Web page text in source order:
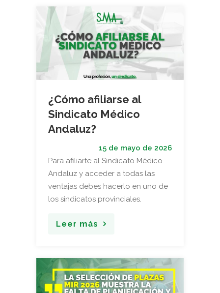
¿Cómo afiliarse al
Sindicato Médico
Andaluz?
15 de mayo de 2026
Para afiliarte al Sindicato Médico
Andaluz y acceder a todas las
ventajas debes hacerlo en uno de
los sindicatos provinciales.
Leer más